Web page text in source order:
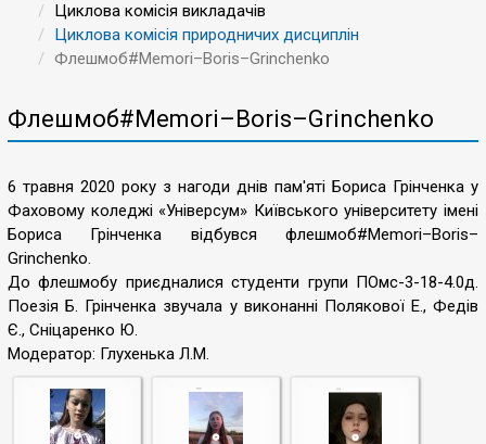
Циклова комісія викладачів
Циклова комісія природничих дисциплін
Флешмоб#Memori–Boris–Grinchenko
Флешмоб#Memori–Boris–Grinchenko
6 травня 2020 року з нагоди днів пам'яті Бориса Грінченка у
Фаховому коледжі «Універсум» Київського університету імені
Бориса Грінченка відбувся флешмоб#Memori–Boris–
Grinchenko.
До флешмобу приєдналися студенти групи ПОмс-3-18-4.0д.
Поезія Б. Грінченка звучала у виконанні Полякової Е., Федів
Є., Сніцаренко Ю.
Модератор: Глухенька Л.М.